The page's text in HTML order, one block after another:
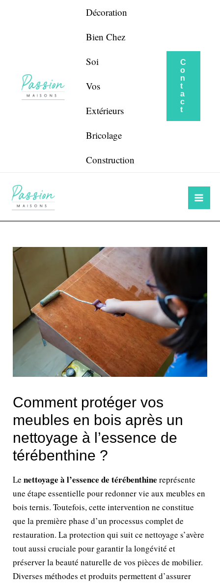
Décoration
Bien Chez
Soi
Vos
Extérieurs
Bricolage
Construction
C
o
n
t
a
c
t
Comment protéger vos
meubles en bois après un
nettoyage à l’essence de
térébenthine ?
Lenettoyage à l’essence de térébenthine représente
une étape essentielle pour redonner vie aux meubles en
bois ternis. Toutefois, cette intervention ne constitue
que la première phase d’un processus complet de
restauration. La protection qui suit ce nettoyage s’avère
tout aussi cruciale pour garantir la longévité et
préserver la beauté naturelle de vos pièces de mobilier.
Diverses méthodes et produits permettent d’assurer